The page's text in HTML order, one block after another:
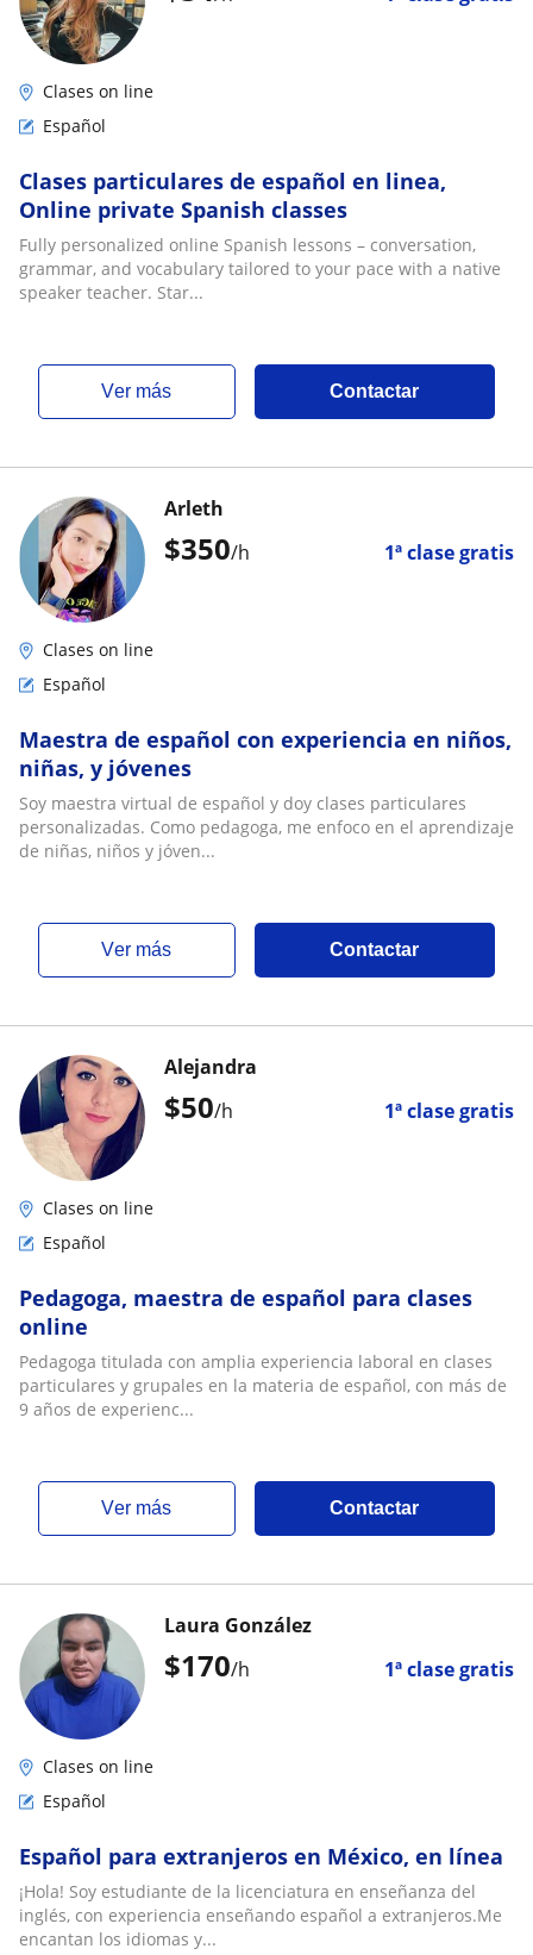
Clases on line
Español
Clases particulares de español en linea,
Online private Spanish classes
Fully personalized online Spanish lessons – conversation,
grammar, and vocabulary tailored to your pace with a native
speaker teacher. Star...
ver más Contactar
$350/h 1ª clase gratis
Arleth
Clases on line
Español
Maestra de español con experiencia en niños,
niñas, y jóvenes
Soy maestra virtual de español y doy clases particulares
personalizadas. Como pedagoga, me enfoco en el aprendizaje
de niñas, niños y jóven...
ver más Contactar
$50/h 1ª clase gratis
Alejandra
Clases on line
Español
Pedagoga, maestra de español para clases
online
Pedagoga titulada con amplia experiencia laboral en clases
particulares y grupales en la materia de español, con más de
9 años de experienc...
ver más Contactar
$170/h 1ª clase gratis
Laura González
Clases on line
Español
Español para extranjeros en México, en línea
¡Hola! Soy estudiante de la licenciatura en enseñanza del
inglés, con experiencia enseñando español a extranjeros.Me
encantan los idiomas y...